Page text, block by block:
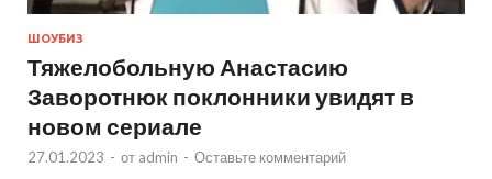
ШОУБИЗ
Тяжелобольную Анастасию
Заворотнюк поклонники увидят в
новом сериале
27.01.2023 - от admin - Оставьте комментарий